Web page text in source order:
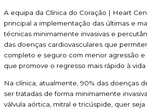
A equipa da Clínica do Coração | Heart
principal a implementação das últimas e
técnicas minimamente invasivas e
das doenças cardiovasculares que
completo e seguro com menor agressão e
que promove o regresso mais rápido à vida
Na clínica, atualmente, 90% das doenças
ser tratadas de forma minimamente
válvula aórtica, mitral e tricúspide, quer